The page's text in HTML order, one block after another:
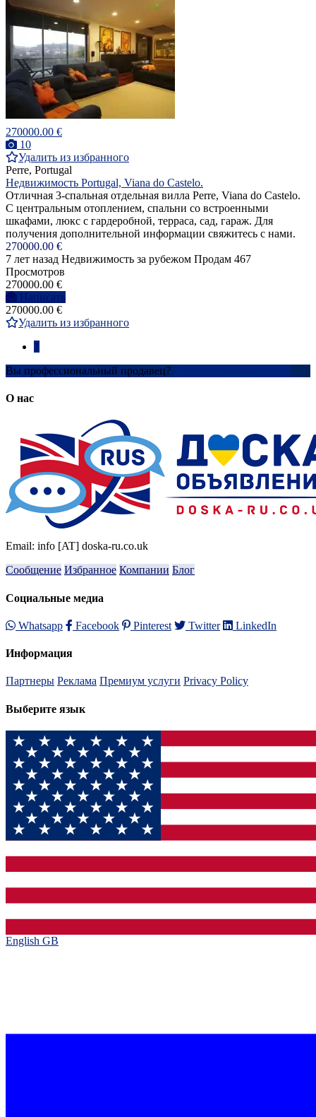
270000.00 €
10
Удалить из избранного
Perre, Portugal
Недвижимость Portugal, Viana do Castelo.
Отличная 3-спальная отдельная вилла Perre, Viana do Castelo.
С центральным отоплением, спальни со встроенными
шкафами, люкс с гардеробной, терраса, сад, гараж. Для
получения дополнительной информации свяжитесь с нами.
270000.00 €
7 лет назад Недвижимость за рубежом Продам 467
Просмотров
270000.00 €
Написать
270000.00 €
Удалить из избранного
Вы профессиональный продавец?
О нас
Email: info [AT] doska-ru.co.uk
Сообщение Избранное Компании Блог
Социальные медиа
Whatsapp Facebook Pinterest Twitter LinkedIn
Информация
Партнеры Реклама Премиум услуги Privacy Policy
Выберите язык
English GB‎